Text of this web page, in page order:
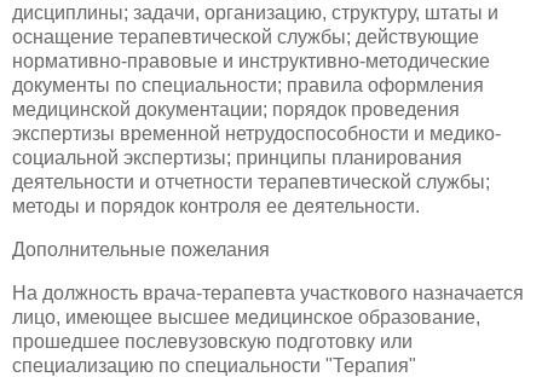
дисциплины; задачи, организацию, структуру, штаты и
оснащение терапевтической службы; действующие
нормативно-правовые и инструктивно-методические
документы по специальности; правила оформления
медицинской документации; порядок проведения
экспертизы временной нетрудоспособности и медико-
социальной экспертизы; принципы планирования
деятельности и отчетности терапевтической службы;
методы и порядок контроля ее деятельности.
Дополнительные пожелания
На должность врача-терапевта участкового назначается
лицо, имеющее высшее медицинское образование,
прошедшее послевузовскую подготовку или
специализацию по специальности "Терапия"